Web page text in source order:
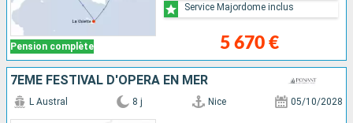
Pension complète 5 670 €
Service Majordome inclus
7ÈME FESTIVAL D'OPÉRA EN MER
L Austral 8 j Nice 05/10/2028